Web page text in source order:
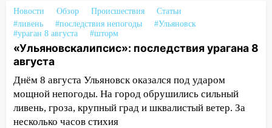
16:17
Мелекесский район первым в
Ульяновской области намолотил более
100 тысяч тонн зерна
15:17 В колледжи и техникумы
Ульяновской области подали более 10
тысяч заявлений
15:04 Фоторепортаж с улиц Ульяновска
после шторма: поваленные деревья и
Новости Обзор Происшествия
Статьи
#ливень
#последствия непогоды
#Ульяновск
#ураган 8 августа
#шторм
«Ульяновскалипсис»: последствия урагана 8
августа
Днём 8 августа Ульяновск оказался под ударом
мощной непогоды. На город обрушились сильный
ливень, гроза, крупный град и шквалистый ветер. За
несколько часов стихия